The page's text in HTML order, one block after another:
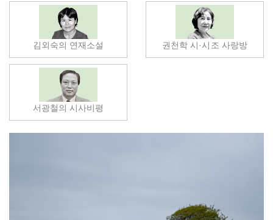
김외숙의 연재소설 권천학 시·시조 사랑방
서광철의 시사비평